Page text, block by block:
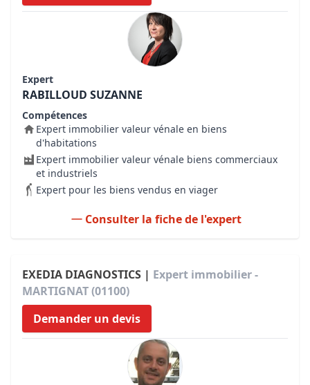
Expert
RABILLOUD SUZANNE
Compétences
Expert immobilier valeur vénale en biens
d'habitations
Expert immobilier valeur vénale biens commerciaux
et industriels
Expert pour les biens vendus en viager
Consulter la fiche de l'expert
EXEDIA DIAGNOSTICS | Expert immobilier -
MARTIGNAT (01100)
Demander un devis